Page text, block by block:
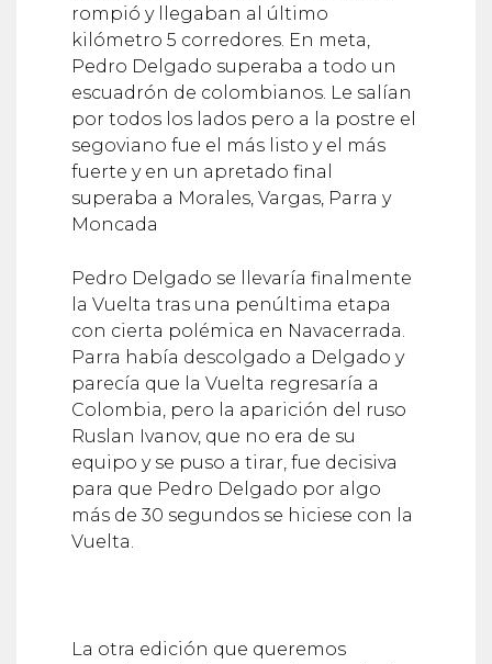
rompió y llegaban al último
kilómetro 5 corredores. En meta,
Pedro Delgado superaba a todo un
escuadrón de colombianos. Le salían
por todos los lados pero a la postre el
segoviano fue el más listo y el más
fuerte y en un apretado final
superaba a Morales, Vargas, Parra y
Moncada
Pedro Delgado se llevaría finalmente
la Vuelta tras una penúltima etapa
con cierta polémica en Navacerrada.
Parra había descolgado a Delgado y
parecía que la Vuelta regresaría a
Colombia, pero la aparición del ruso
Ruslan Ivanov, que no era de su
equipo y se puso a tirar, fue decisiva
para que Pedro Delgado por algo
más de 30 segundos se hiciese con la
Vuelta.
La otra edición que queremos